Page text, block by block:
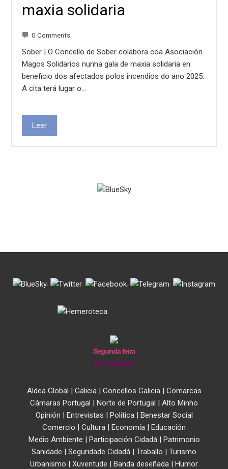
maxia solidaria
0 Comments
Sober | O Concello de Sober colabora coa Asociación
Magos Solidarios nunha gala de maxia solidaria en
beneficio dos afectados polos incendios do ano 2025.
A cita terá lugar o…
Leer
. . . .
Segunda feira
10 de Agosto
Aldea Global | Galicia| Concellos Galicia| Comarcas
Cámaras Portugal | Norte de Portugal | Alto Minho
Opinión | Entrevistas | Política| Benestar Social
Comercio | Cultura | Economía | Educación
Medio Ambiente | Participación Cidadá| Patrimonio
Sanidade | Seguridade Cidadá | Traballo | Turismo
Urbanismo | Xuventude | Banda deseñada | Humor